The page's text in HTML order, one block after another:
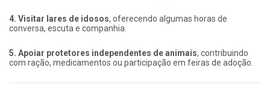
4. Visitar lares de idosos, oferecendo algumas horas de
conversa, escuta e companhia.
5. Apoiar protetores independentes de animais, contribuindo
com ração, medicamentos ou participação em feiras de adoção.